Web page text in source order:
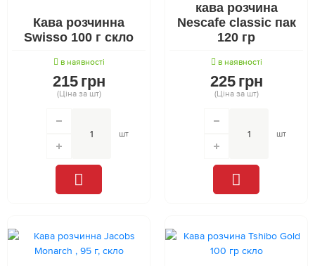
Кава розчинна
Swisso 100 г скло
в наявності
215 грн
(Ціна за шт)
шт
кава розчина
Nescafe classic пак
120 гр
в наявності
225 грн
(Ціна за шт)
шт